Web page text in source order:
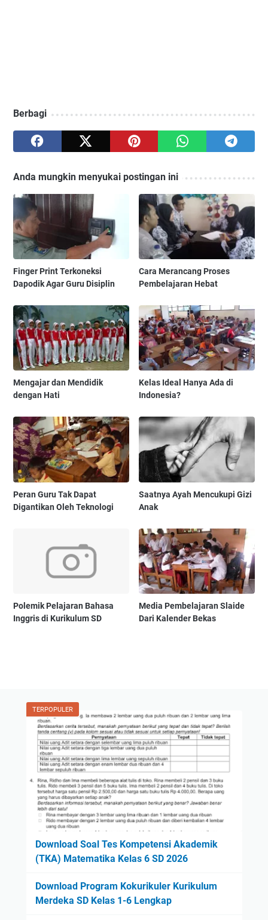
Berbagi
Anda mungkin menyukai postingan ini
Finger Print Terkoneksi
Dapodik Agar Guru Disiplin
Cara Merancang Proses
Pembelajaran Hebat
Mengajar dan Mendidik
dengan Hati
Kelas Ideal Hanya Ada di
Indonesia?
Peran Guru Tak Dapat
Digantikan Oleh Teknologi
Saatnya Ayah Mencukupi Gizi
Anak
Polemik Pelajaran Bahasa
Inggris di Kurikulum SD
Media Pembelajaran Slaide
Dari Kalender Bekas
TERPOPULER
Download Soal Tes Kompetensi Akademik
(TKA) Matematika Kelas 6 SD 2026
Download Program Kokurikuler Kurikulum
Merdeka SD Kelas 1-6 Lengkap